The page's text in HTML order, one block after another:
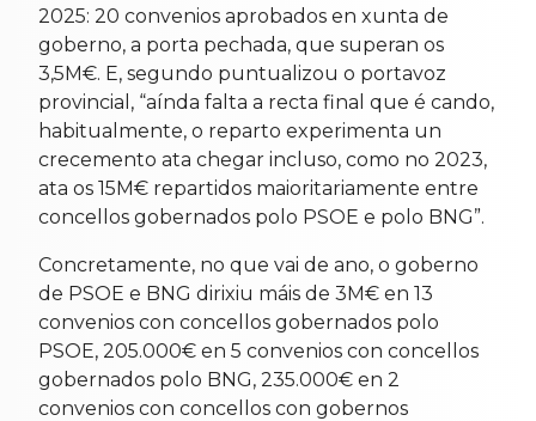
2025: 20 convenios aprobados en xunta de
goberno, a porta pechada, que superan os
3,5M€. E, segundo puntualizou o portavoz
provincial, “aínda falta a recta final que é cando,
habitualmente, o reparto experimenta un
crecemento ata chegar incluso, como no 2023,
ata os 15M€ repartidos maioritariamente entre
concellos gobernados polo PSOE e polo BNG”.
Concretamente, no que vai de ano, o goberno
de PSOE e BNG dirixiu máis de 3M€ en 13
convenios con concellos gobernados polo
PSOE, 205.000€ en 5 convenios con concellos
gobernados polo BNG, 235.000€ en 2
convenios con concellos con gobernos